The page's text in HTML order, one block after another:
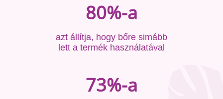
80%-a
azt állítja, hogy bőre simább
lett a termék használatával
73%-a